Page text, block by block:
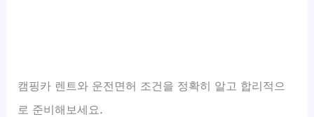
캠핑카 렌트와 운전면허 조건을 정확히 알고 합리적으
로 준비해보세요.